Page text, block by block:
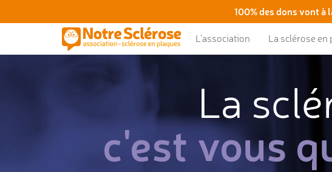
100% des dons vont à
L’association La sclérose en
La
c'est vous